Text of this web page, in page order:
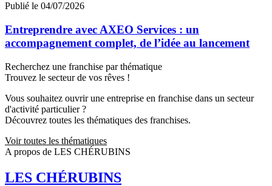
Publié le 04/07/2026
Entreprendre avec AXEO Services : un
accompagnement complet, de l’idée au lancement
Recherchez une franchise par thématique
Trouvez le secteur de vos rêves !
Vous souhaitez ouvrir une entreprise en franchise dans un secteur
d'activité particulier ?
Découvrez toutes les thématiques des franchises.
Voir toutes les thématiques
A propos de LES CHÉRUBINS
LES CHÉRUBINS